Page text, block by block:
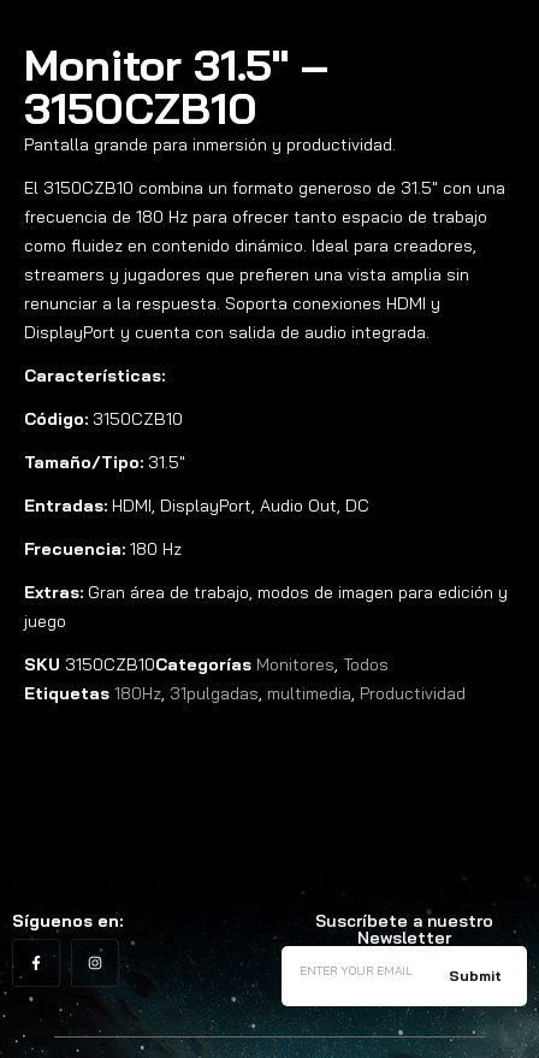
Monitor 31.5″ –
3150CZB10
Pantalla grande para inmersión y productividad.
El 3150CZB10 combina un formato generoso de 31.5″ con una
frecuencia de 180 Hz para ofrecer tanto espacio de trabajo
como fluidez en contenido dinámico. Ideal para creadores,
streamers y jugadores que prefieren una vista amplia sin
renunciar a la respuesta. Soporta conexiones HDMI y
DisplayPort y cuenta con salida de audio integrada.
Características:
Código: 3150CZB10
Tamaño/Tipo: 31.5″
Entradas: HDMI, DisplayPort, Audio Out, DC
Frecuencia: 180 Hz
Extras: Gran área de trabajo, modos de imagen para edición y
juego
SKU 3150CZB10Categorías Monitores, Todos
Etiquetas 180Hz, 31pulgadas, multimedia, Productividad
Síguenos en: Suscríbete a nuestro
Newsletter